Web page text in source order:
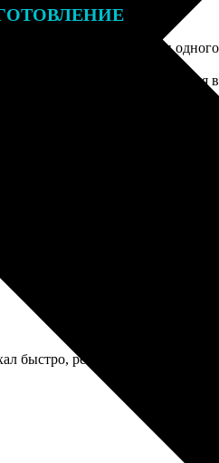
выполняются в течении одного
дня, после чего передаются
для доставки либо отправляются в
резиновая основа не